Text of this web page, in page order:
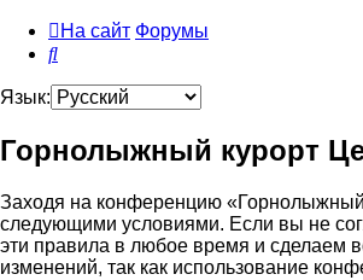
На сайт Форумы
Поиск
Язык:
Горнолыжный курорт
Заходя на конференцию
следующими условиями. Если вы не
эти правила в любое время и сделаем
изменений, так как использование